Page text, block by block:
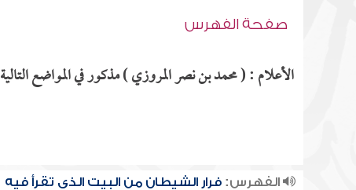
صفحة الفهرس
الأعلام : ( محمد بن نصر المروزي ) مذكور في المواضع التالية
الفهرس:فرار الشيطان من البيت الذي تقرأ فيه